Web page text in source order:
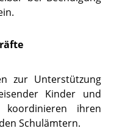
zur Unterstützung
Kinder und
koordinieren ihren
Schulämtern.